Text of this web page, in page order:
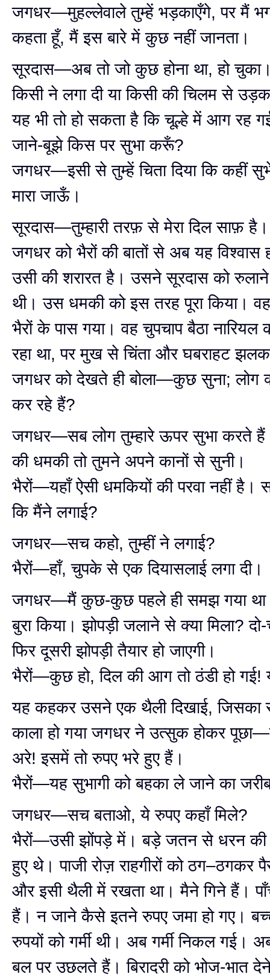
जगधर—मुहल्लेवाले तुम्हें भड़काएँगे, पर मैं
कहता हूँ, मैं इस बारे में कुछ नहीं जानता।
सूरदास—अब तो जो कुछ होना था, हो
किसी ने लगा दी या किसी की चिलम से
यह भी तो हो सकता है कि चूल्हे में आग रह गई
जाने-बूझे किस पर सुभा करूँ?
जगधर—इसी से तुम्हें चिता दिया कि कहीं
मारा जाऊँ।
सूरदास—तुम्हारी तरफ़ से मेरा दिल साफ़ है।
जगधर को भैरों की बातों से अब यह विश्वास
उसी की शरारत है। उसने सूरदास को रुलाने
थी। उस धमकी को इस तरह पूरा किया।
भैरों के पास गया। वह चुपचाप बैठा नारियल
रहा था, पर मुख से चिंता और घबराहट झलक
जगधर को देखते ही बोला—कुछ सुना; लोग
कर रहे हैं?
जगधर—सब लोग तुम्हारे ऊपर सुभा करते
की धमकी तो तुमने अपने कानों से सुनी।
भैरों—यहाँ ऐसी धमकियों की परवा नहीं है।
कि मैंने लगाई?
जगधर—सच कहो, तुम्हीं ने लगाई?
भैरों—हाँ, चुपके से एक दियासलाई लगा दी।
जगधर—मैं कुछ-कुछ पहले ही समझ गया था
बुरा किया। झोपड़ी जलाने से क्या मिला? दो-
फिर दूसरी झोपड़ी तैयार हो जाएगी।
भैरों—कुछ हो, दिल की आग तो ठंडी हो गई!
यह कहकर उसने एक थैली दिखाई, जिसका
काला हो गया जगधर ने उत्सुक होकर
अरे! इसमें तो रुपए भरे हुए हैं।
भैरों—यह सुभागी को बहका ले जाने का
जगधर—सच बताओ, ये रुपए कहाँ मिले?
भैरों—उसी झोंपड़े में। बड़े जतन से धरन
हुए थे। पाजी रोज़ राहगीरों को ठग–ठगकर
और इसी थैली में रखता था। मैने गिने हैं।
हैं। न जाने कैसे इतने रुपए जमा हो गए।
रुपयों को गर्मी थी। अब गर्मी निकल गई।
बल पर उछलते हैं। बिरादरी को भोज-भात